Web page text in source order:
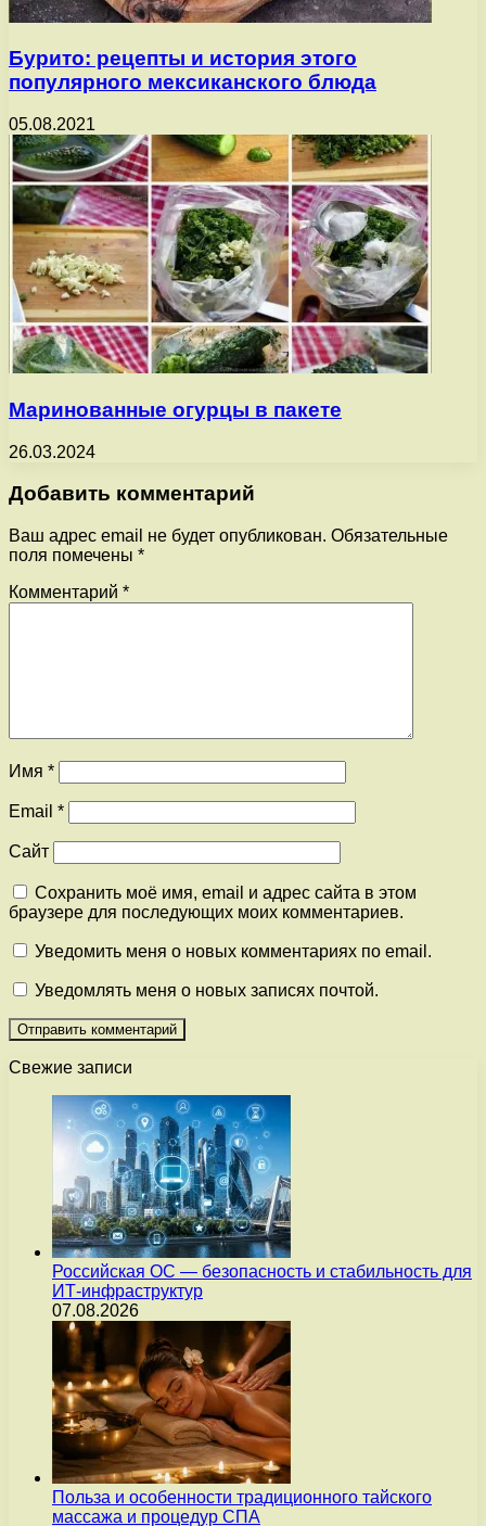
Бурито: рецепты и история этого
популярного мексиканского блюда
05.08.2021
Маринованные огурцы в пакете
26.03.2024
Добавить комментарий
Ваш адрес email не будет опубликован. Обязательные
поля помечены *
Комментарий *
Имя *
Email *
Сайт
Сохранить моё имя, email и адрес сайта в этом
браузере для последующих моих комментариев.
Уведомить меня о новых комментариях по email.
Уведомлять меня о новых записях почтой.
Свежие записи
Российская ОС — безопасность и стабильность для
ИТ-инфраструктур
07.08.2026
Польза и особенности традиционного тайского
массажа и процедур СПА